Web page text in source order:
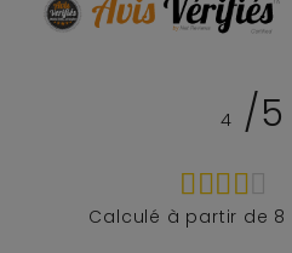
4 /5
Calculé à partir de 8